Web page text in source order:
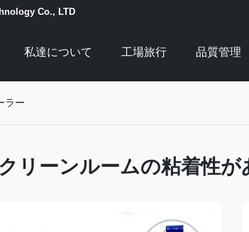
Co., LTD
私達について 工場旅行 品質管理
ラー
クリーンルームの粘着性が